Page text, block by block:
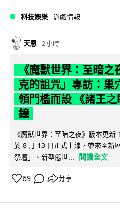
科技娛樂 遊戲情報
天恩 2 小時
《魔獸世界：至暗之
克的詛咒」專訪：巢
領門檻而設 《諸王
鐘
《魔獸世界：至暗之夜》版本更
於 8 月 13 日正式上線，帶來全新
祭壇」、新型態世...
閱讀全文
69 分享